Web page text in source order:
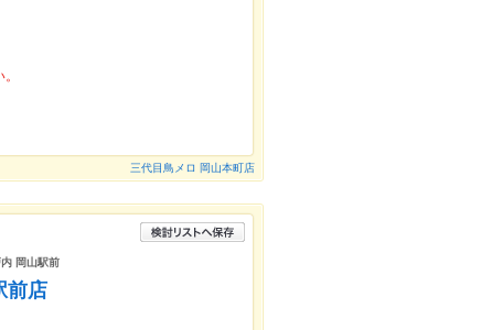
三代目鳥メロ 岡山本町店
岡山駅前
店